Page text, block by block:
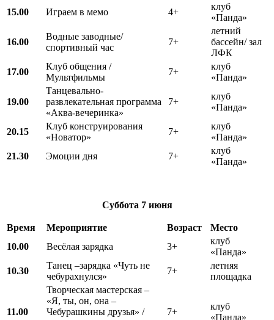
15.00
Играем в мемо 4+
клуб
«Панда»
16.00
Водные заводные/
спортивный час
7+
летний
бассейн/ зал
ЛФК
17.00
Клуб общения /
Мультфильмы
7+
клуб
«Панда»
19.00
Танцевально-
развлекательная программа
«Аква-вечеринка»
7+
клуб
«Панда»
20.15
Клуб конструирования
«Новатор»
7+
клуб
«Панда»
21.30
Эмоции дня 7+
клуб
«Панда»
Суббота 7 июня
Время Мероприятие Возраст
Место
10.00
Весёлая зарядка 3+
клуб
«Панда»
10.30
Танец –зарядка «Чуть не
чебурахнулся»
7+
летняя
площадка
11.00
Творческая мастерская –
«Я, ты, он, она –
Чебурашкины друзья» /
7+
клуб
«Панда»